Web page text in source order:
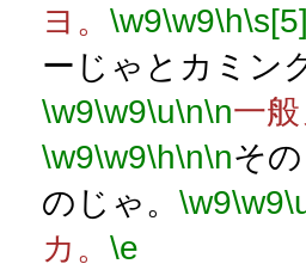
ヨ。 \w9\w9\h
ーじゃとカミン
\w9\w9\u\n\n一
\w9\w9\h\n\nそ
のじゃ。 \w9\w9
カ。 \e